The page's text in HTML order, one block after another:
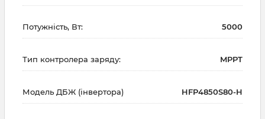
Потужність, Вт: 5000
Тип контролера заряду: MPPT
Модель ДБЖ (інвертора) HFP4850S80-H